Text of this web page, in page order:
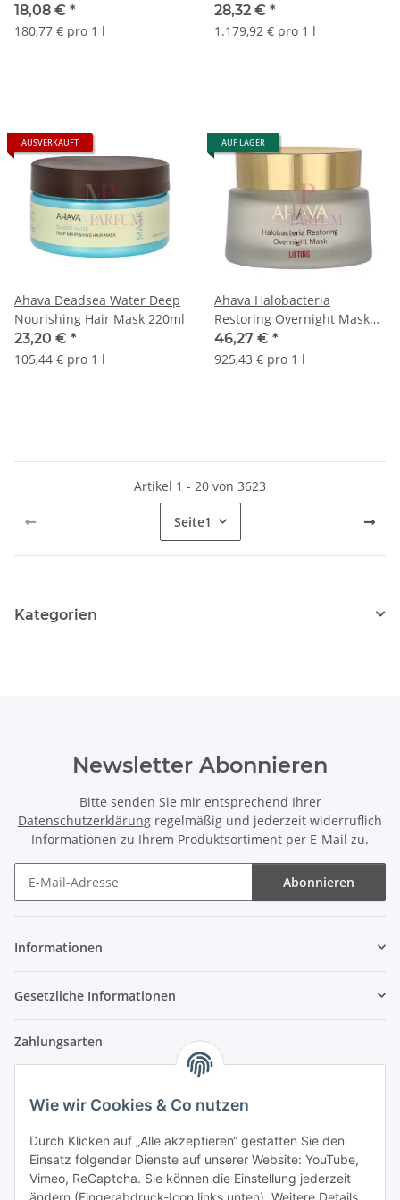
Wie wir Cookies & Co nutzen
Durch Klicken auf „Alle akzeptieren“ gestatten Sie den
Einsatz folgender Dienste auf unserer Website: YouTube,
Vimeo, ReCaptcha. Sie können die Einstellung jederzeit
18,08 € *
180,77 € pro 1 l
28,32 € *
1.179,92 € pro 1 l
AUSVERKAUFT
Ahava Deadsea Water Deep
Nourishing Hair Mask 220ml
23,20 € *
105,44 € pro 1 l
AUF LAGER
Ahava Halobacteria
Restoring Overnight Mask
50ml
46,27 € *
925,43 € pro 1 l
Artikel 1 - 20 von 3623
Seite1
Kategorien
Newsletter Abonnieren
Bitte senden Sie mir entsprechend Ihrer
Datenschutzerklärung regelmäßig und jederzeit widerruflich
Informationen zu Ihrem Produktsortiment per E-Mail zu.
Abonnieren
Informationen
Gesetzliche Informationen
Zahlungsarten
Versandpartner
Partner